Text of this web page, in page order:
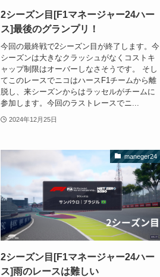
2シーズン目[F1マネージャー24ハー
ス]最後のグランプリ！
今回の最終戦で2シーズン目が終了します。今
シーズンは大きなクラッシュがなくコストキ
ャップ制限はオーバーしなさそうです。 そし
てこのレースでニコはハースF1チームから離
脱し、来シーズンからはラッセルがチームに
参加します。今回のラストレースでニ...
2024年12月25日
maneger24
2シーズン目[F1マネージャー24ハー
ス]雨のレースは難しい